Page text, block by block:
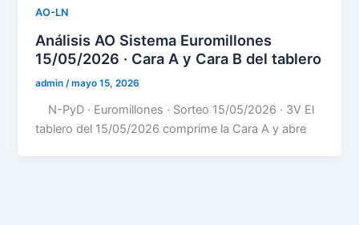
AO-LN
Análisis AO Sistema Euromillones
15/05/2026 · Cara A y Cara B del tablero
admin/mayo 15, 2026
N-PyD · Euromillones · Sorteo 15/05/2026 · 3V El
tablero del 15/05/2026 comprime la Cara A y abre